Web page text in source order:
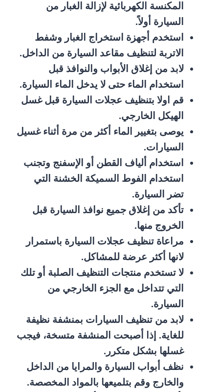
المكنسة الكهربائية لإزالة الغبار من
السيارة أولاً.
استخدم أجهزة استخراج الغبار وشفط
الاتربة لتنظيف مقاعد السيارة من الداخل.
لابد من إغلاق الأبواب والنوافذ قبل
استخدام الماء حتى لا يدخل الماء السيارة.
قم اولا بتنظيف عجلات السيارة قبل غسل
الهيكل الخارجي.
يوصى بتغيير الماء أكثر من مرة أثناء غسيل
السيارات.
استخدام ألياف القطن أو الإسفنج وتجنب
استخدام الفوط السميكة الخشنة التي
تضر السيارة.
تأكد من إغلاق جميع نوافذ السيارة قبل
الخروج منها.
مراعاة تنظيف عجلات السيارة باستمرار
لانها أكثر عرضة للمشاكل.
لا تستخدم منتجات التنظيف الصلبة أو تلك
التي تتداخل مع الجزء الخارجي من
السيارة.
لابد من تنظيف السيارات بمنشفة نظيفة
للغاية. إذا أصبحت المنشفة متسخة، فيجب
غسلها بشكل متكرر.
نظف أبواب السيارة والمرايا من الداخل
والخارج وقم بتلميعها بالمواد المخصصة.